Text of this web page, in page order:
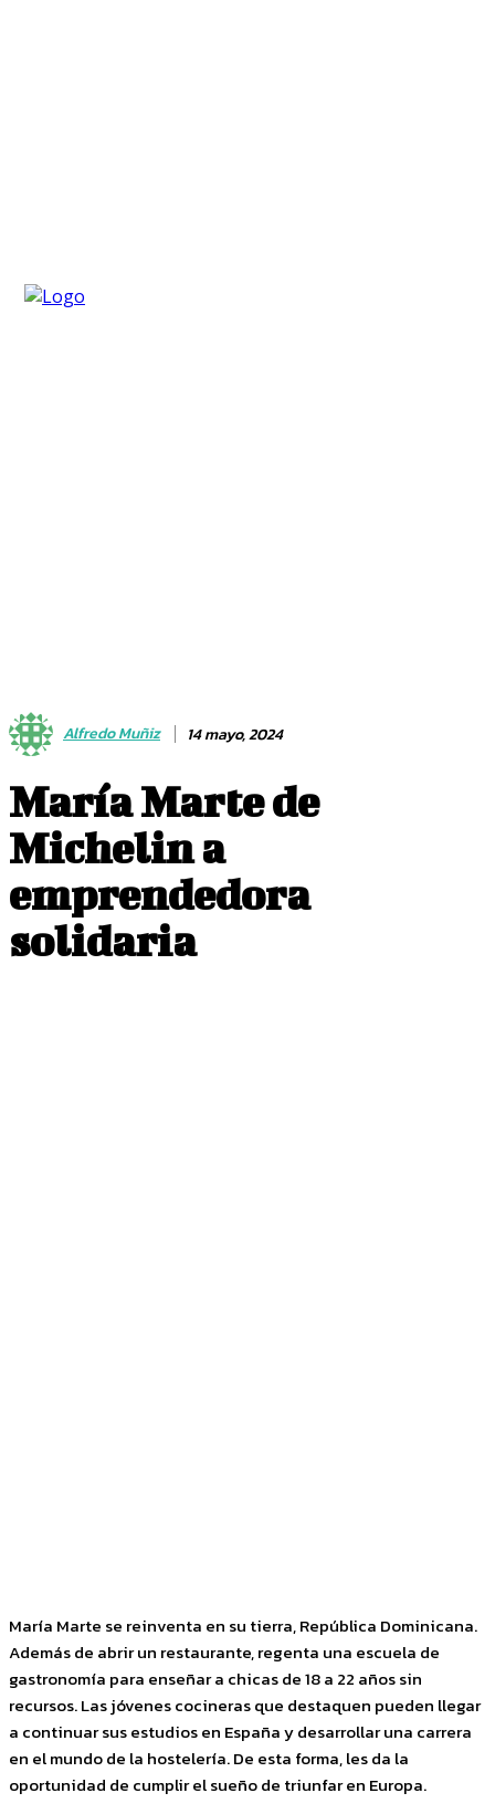
Alfredo Muñiz 14 mayo, 2024
María Marte de
Michelin a
emprendedora
solidaria
María Marte se reinventa en su tierra, República Dominicana.
Además de abrir un restaurante, regenta una escuela de
gastronomía para enseñar a chicas de 18 a 22 años sin
recursos. Las jóvenes cocineras que destaquen pueden llegar
a continuar sus estudios en España y desarrollar una carrera
en el mundo de la hostelería. De esta forma, les da la
oportunidad de cumplir el sueño de triunfar en Europa.